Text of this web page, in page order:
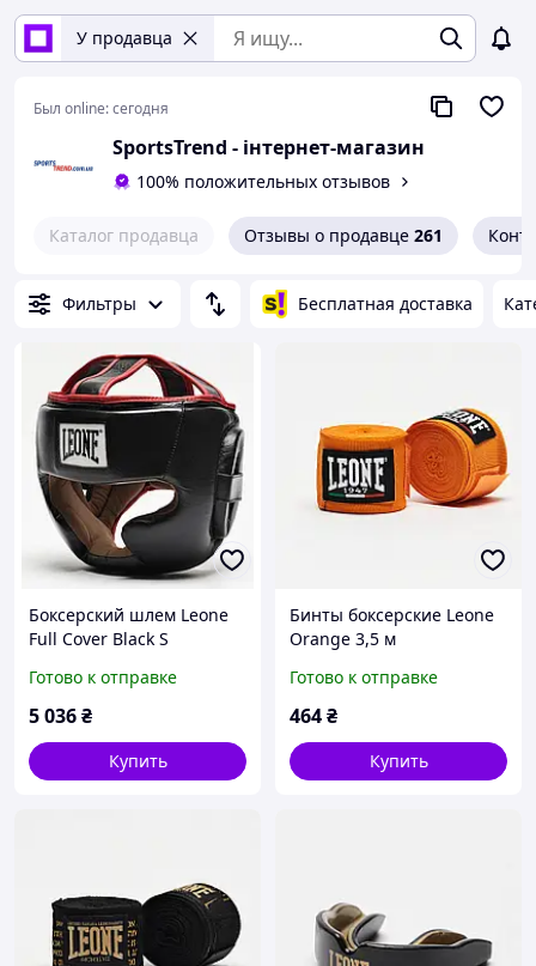
У продавца
Был online:сегодня
SportsTrend - інтернет-магазин
100% положительных отзывов
Каталог продавца Отзывы о продавце 261
Фильтры Бесплатная доставка
Боксерский шлем Leone
Full Cover Black S
Готово к отправке
5 036₴
Купить
Бинты боксерские Leone
Orange 3,5 м
Готово к отправке
464₴
Купить